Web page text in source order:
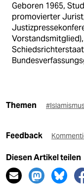
Geboren 1965,
promovierter
Themen
Feedback
Diesen Artikel teilen